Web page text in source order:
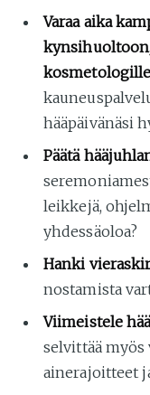
Varaa aika
hääpäivänäsi
Päätä
leikkejä,
yhdessäoloa?
Hanki
nostamista
Viimeistele
selvittää
ainerajoitteet